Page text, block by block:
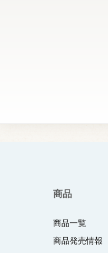
商品
商品一覧
商品発売情報